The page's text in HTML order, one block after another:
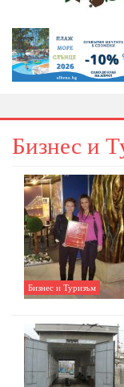
Бизнес и
Бизнес и Туризъм